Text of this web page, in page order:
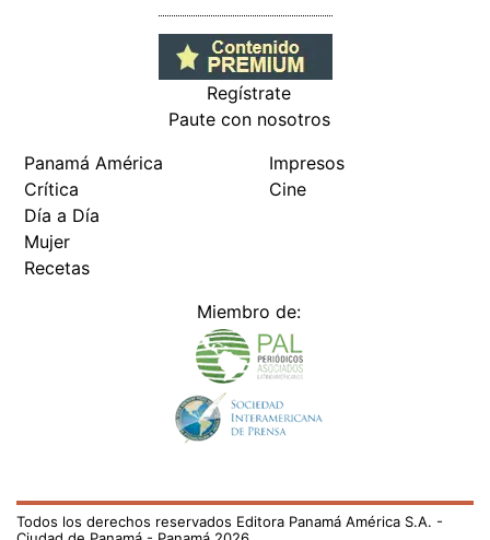
Regístrate
Paute con nosotros
Panamá América
Crítica
Día a Día
Mujer
Recetas
Impresos
Cine
Miembro de:
Todos los derechos reservados Editora Panamá América S.A. -